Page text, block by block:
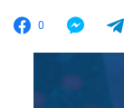
0